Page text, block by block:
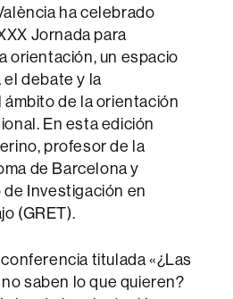
ha celebrado
Jornada para
orientación, un espacio
debate y la
de la orientación
En esta edición
profesor de la
de Barcelona y
Investigación en
(GRET).
titulada «¿Las
saben lo que quieren?